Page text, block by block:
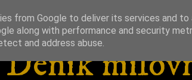
Deník
from Google to deliver its services and
along with performance and security
and address abuse.